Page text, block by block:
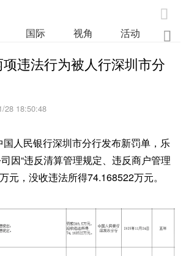

国际 视角 活动 业

违法行为被人行深圳市分
28 18:50:48
人民银行深圳市分行发布新罚单，乐
因“违反清算管理规定、违反商户管理
元，没收违法所得74.168522万元。